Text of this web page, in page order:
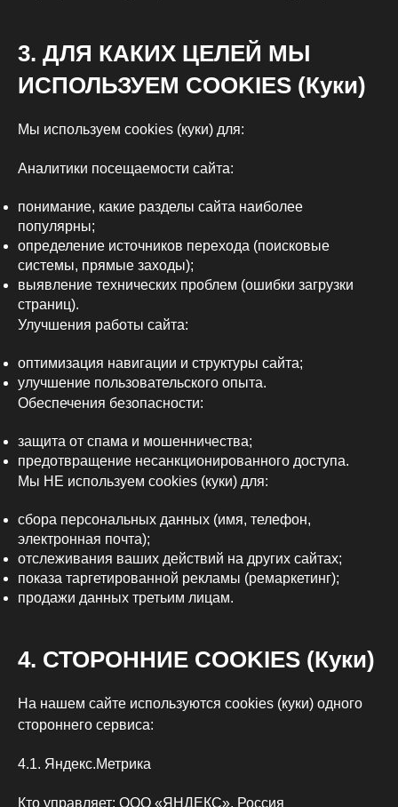
3. ДЛЯ КАКИХ ЦЕЛЕЙ МЫ
ИСПОЛЬЗУЕМ COOKIES (Куки)
Мы используем cookies (куки) для:
Аналитики посещаемости сайта:
понимание, какие разделы сайта наиболее
популярны;
определение источников перехода (поисковые
системы, прямые заходы);
выявление технических проблем (ошибки загрузки
страниц).
Улучшения работы сайта:
оптимизация навигации и структуры сайта;
улучшение пользовательского опыта.
Обеспечения безопасности:
защита от спама и мошенничества;
предотвращение несанкционированного доступа.
Мы НЕ используем cookies (куки) для:
сбора персональных данных (имя, телефон,
электронная почта);
отслеживания ваших действий на других сайтах;
показа таргетированной рекламы (ремаркетинг);
продажи данных третьим лицам.
4. СТОРОННИЕ COOKIES (Куки)
На нашем сайте используются cookies (куки) одного
стороннего сервиса:
4.1. Яндекс.Метрика
Кто управляет: ООО «ЯНДЕКС», Россия